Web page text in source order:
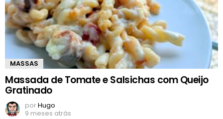
MASSAS
Massada de Tomate e Salsichas com Queijo
Gratinado
porHugo
9 meses atrás